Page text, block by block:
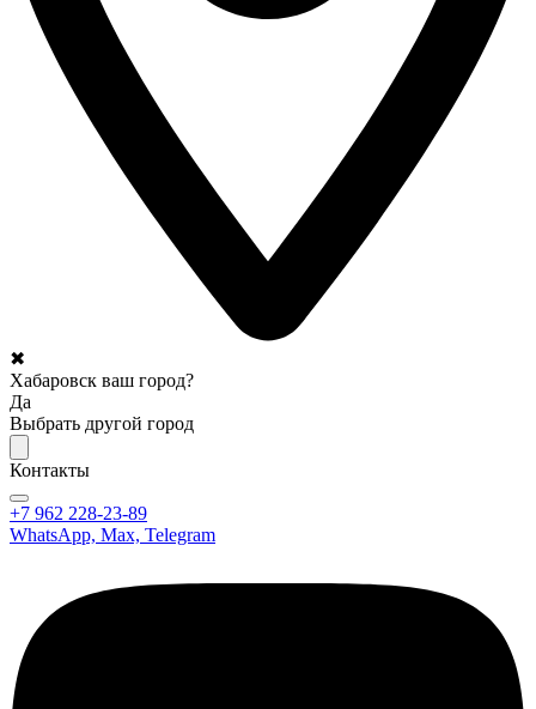
✖
Хабаровск ваш город?
Да
Выбрать другой город
Контакты
+7 962 228-23-89
WhatsApp, Max, Telegram